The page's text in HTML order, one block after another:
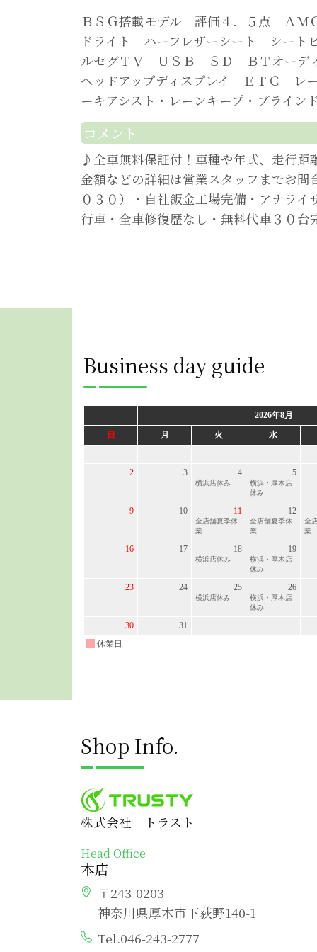
ＢＳＧ搭載モデル 評価４．５点 ＡＭ
ドライト ハーフレザーシート シー
ルセグＴＶ ＵＳＢ ＳＤ ＢＴオー
ヘッドアップディスプレイ ＥＴＣ レ
ーキアシスト・レーンキープ・ブラ
コメント
♪全車無料保証付！車種や年式、走行
金額などの詳細は営業スタッフまでお
０３０）・自社鈑金工場完備・アナラ
行車・全車修復歴なし・無料代車３０
Business day guide
Shop Info.
株式会社 トラスト
Head Office
本店
〒243-0203
神奈川県厚木市下荻野140-1
Tel.046-243-2777